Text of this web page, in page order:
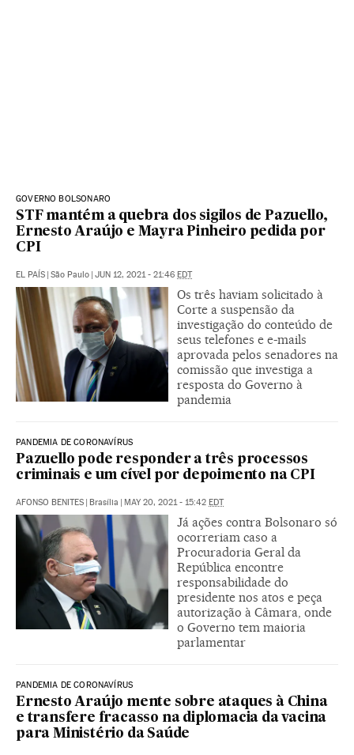
GOVERNO BOLSONARO
STF mantém a quebra dos sigilos de Pazuello,
Ernesto Araújo e Mayra Pinheiro pedida por
CPI
EL PAÍS São Paulo JUN 12, 2021 - 21:46 EDT
Os três haviam solicitado à
Corte a suspensão da
investigação do conteúdo de
seus telefones e e-mails
aprovada pelos senadores na
comissão que investiga a
resposta do Governo à
pandemia
PANDEMIA DE CORONAVÍRUS
Pazuello pode responder a três processos
criminais e um cível por depoimento na CPI
AFONSO BENITES Brasília MAY 20, 2021 - 15:42 EDT
Já ações contra Bolsonaro só
ocorreriam caso a
Procuradoria Geral da
República encontre
responsabilidade do
presidente nos atos e peça
autorização à Câmara, onde
o Governo tem maioria
parlamentar
PANDEMIA DE CORONAVÍRUS
Ernesto Araújo mente sobre ataques à China
e transfere fracasso na diplomacia da vacina
para Ministério da Saúde